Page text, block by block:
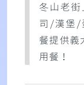
冬山老
司/漢堡/
餐提供
用餐！